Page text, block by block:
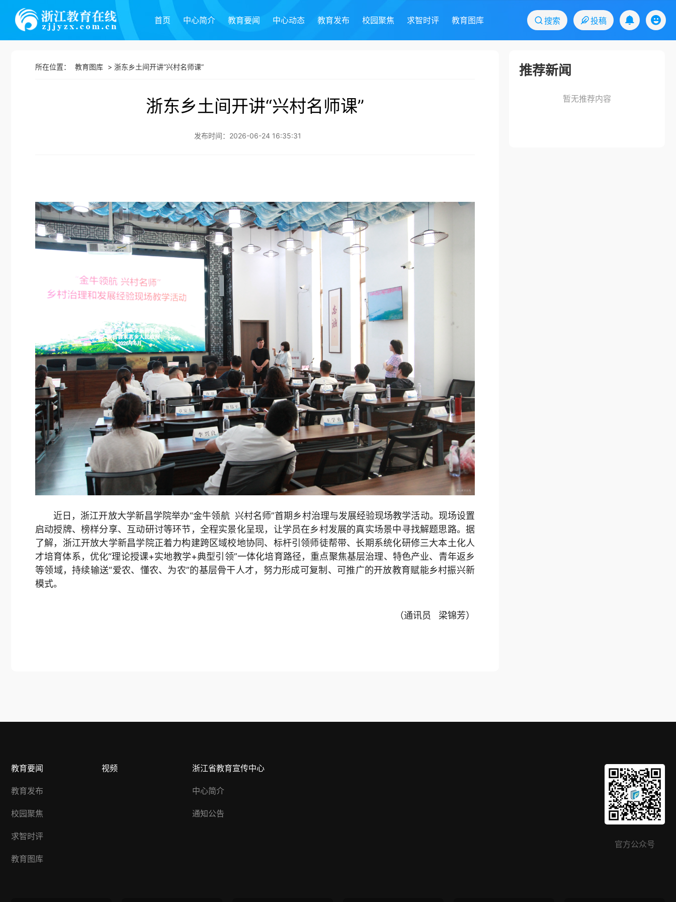
搜索 投稿
首页 中心简介 教育要闻 中心动态 教育发布 校园聚焦 求智时评 教育图库
所在位置： 教育图库 > 浙东乡土间开讲“兴村名师课”
浙东乡土间开讲“兴村名师课”
发布时间：2026-06-24 16:35:31
近日，浙江开放大学新昌学院举办“金牛领航 兴村名师”首期乡村治理与发展经验现场教学活动。现场设置
启动授牌、榜样分享、互动研讨等环节，全程实景化呈现，让学员在乡村发展的真实场景中寻找解题思路。据
了解，浙江开放大学新昌学院正着力构建跨区域校地协同、标杆引领师徒帮带、长期系统化研修三大本土化人
才培育体系，优化“理论授课+实地教学+典型引领”一体化培育路径，重点聚焦基层治理、特色产业、青年返乡
等领域，持续输送“爱农、懂农、为农”的基层骨干人才，努力形成可复制、可推广的开放教育赋能乡村振兴新
模式。
（通讯员 梁锦芳）
推荐新闻
暂无推荐内容
教育要闻
教育发布
校园聚焦
求智时评
教育图库
视频 浙江省教育宣传中心
中心简介
通知公告
官方公众号